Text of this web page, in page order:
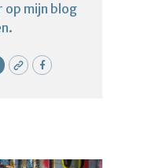
op mijn blog